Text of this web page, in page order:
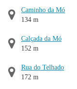
Caminho da Mó
134 m
Calçada da Mó
152 m
Rua do Telhado
172 m